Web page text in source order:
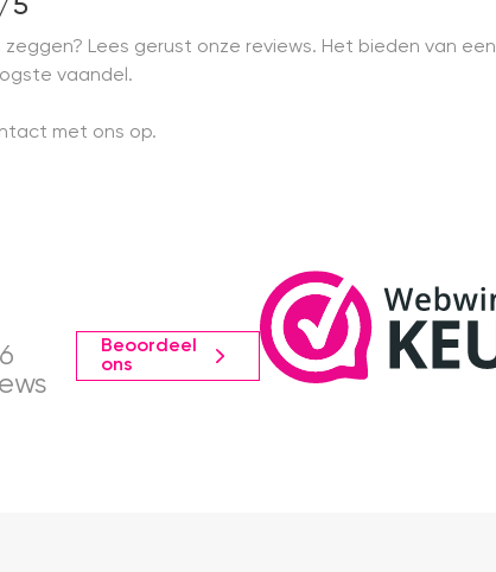
Lees gerust onze reviews. Het bieden van een
vaandel.
met ons op.
Beoordeel
ons